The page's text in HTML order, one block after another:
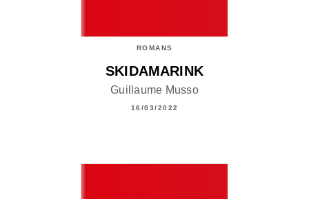
ROMANS
SKIDAMARINK
Guillaume Musso
16/03/2022